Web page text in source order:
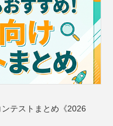
テストまとめ《2026